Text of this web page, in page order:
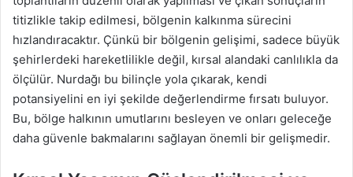
titizlikle takip edilmesi, bölgenin kalkınma sürecini
hızlandıracaktır. Çünkü bir bölgenin gelişimi, sadece büyük
şehirlerdeki hareketlilikle değil, kırsal alandaki canlılıkla da
ölçülür. Nurdağı bu bilinçle yola çıkarak, kendi
potansiyelini en iyi şekilde değerlendirme fırsatı buluyor.
Bu, bölge halkının umutlarını besleyen ve onları geleceğe
daha güvenle bakmalarını sağlayan önemli bir gelişmedir.